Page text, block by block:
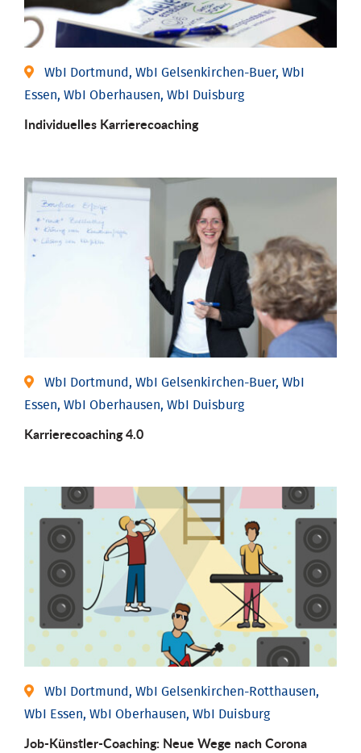
WbI Dortmund, WbI Gelsenkirchen-Buer, WbI
Essen, WbI Oberhausen, WbI Duisburg
Individu­elles Karrierecoaching
WbI Dortmund, WbI Gelsenkirchen-Buer, WbI
Essen, WbI Oberhausen, WbI Duisburg
Karriere­coaching 4.0
WbI Dortmund, WbI Gelsenkirchen-Rotthausen,
WbI Essen, WbI Oberhausen, WbI Duisburg
Job-Künstler-Coaching: Neue Wege nach Corona